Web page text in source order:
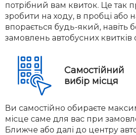
потрібний вам квиток. Це так
зробити на ходу, в пробці або
впорається будь-який, навіть
замовлень автобусних квитків
Самостійний
вибір місця
Ви самостійно обираєте
місце саме для вас при
Ближче або далі до центру